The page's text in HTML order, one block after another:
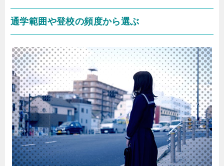
通学範囲や登校の頻度から選ぶ